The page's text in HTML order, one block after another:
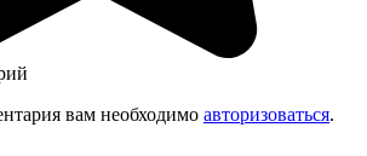
вам необходимо авторизоваться.